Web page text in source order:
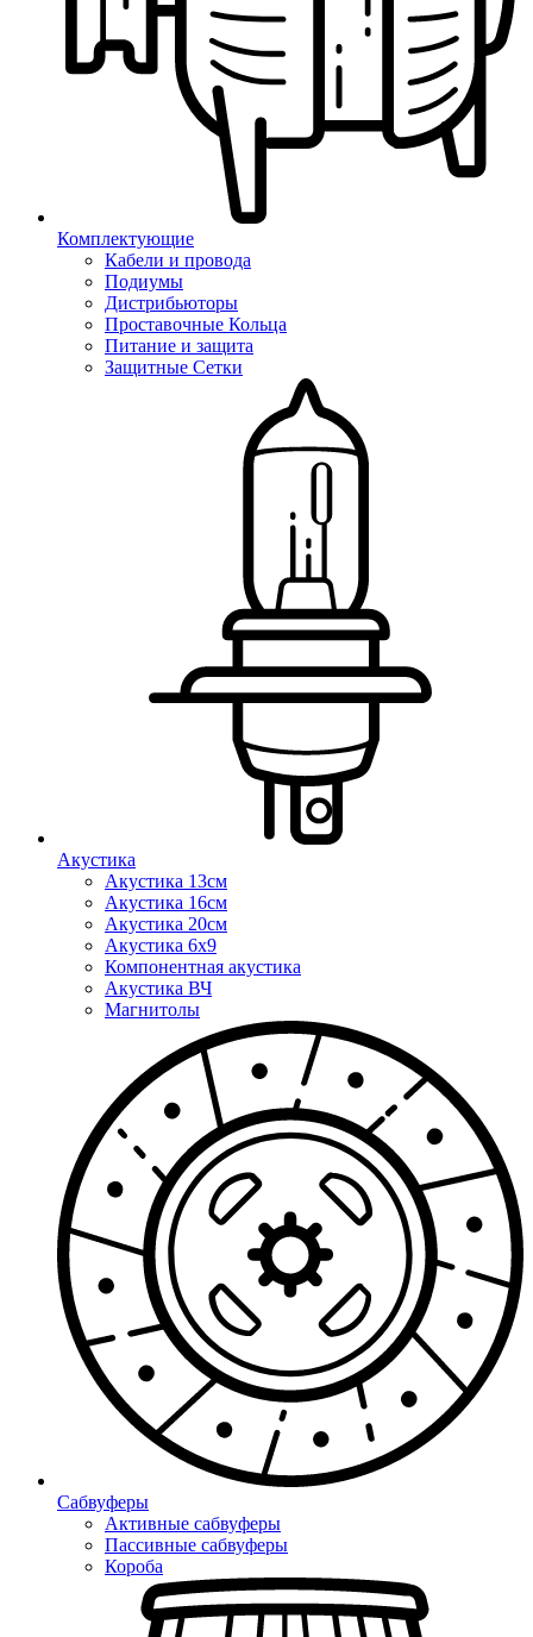
Комплектующие
Кабели и провода
Подиумы
Дистрибьюторы
Проставочные Кольца
Питание и защита
Защитные Сетки
Акустика
Акустика 13см
Акустика 16см
Акустика 20см
Акустика 6x9
Компонентная акустика
Акустика ВЧ
Магнитолы
Сабвуферы
Активные сабвуферы
Пассивные сабвуферы
Короба